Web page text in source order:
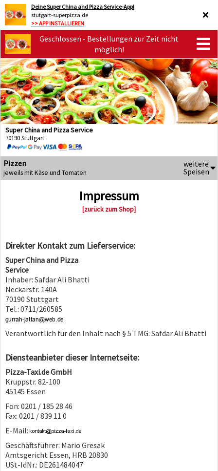
Deine Super China and Pizza Service-App!
stutgart-superpizza.de
>> APP INSTALLIEREN
Geschlossen - Bestellungen zur Zeit nicht
möglich!
Super China and Pizza Service
70190 Stuttgart
Pizzen
jeweils mit Käse und Tomaten
weitere
Speisen
Impressum
[zurück zum Shop]
Direkter Kontakt zum Lieferservice:
Super China and Pizza
Service
Inhaber: Safdar Ali Bhatti
Neckarstr. 140A
70190 Stuttgart
Tel.: 0711/260585
Verantwortlich für den Inhalt nach § 5 TMG: Safdar Ali Bhatti
Diensteanbieter dieser Internetseite:
Pizza-Taxi.de GmbH
Kruppstr. 82-100
45145 Essen
Fon: 0201 / 185 28 46
Fax: 0201 / 839 11 0
E-Mail:
Geschäftsführer: Mario Gresak
Amtsgericht Essen, HRB 20830
USt-IdNr.: DE261484047